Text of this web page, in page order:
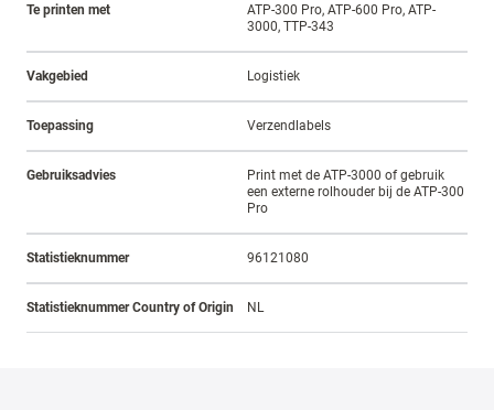
Te printen met
ATP-300 Pro, ATP-600 Pro, ATP-
3000, TTP-343
Vakgebied Logistiek
Toepassing Verzendlabels
Gebruiksadvies
Print met de ATP-3000 of gebruik
een externe rolhouder bij de ATP-300
Pro
Statistieknummer 96121080
Statistieknummer Country of Origin NL